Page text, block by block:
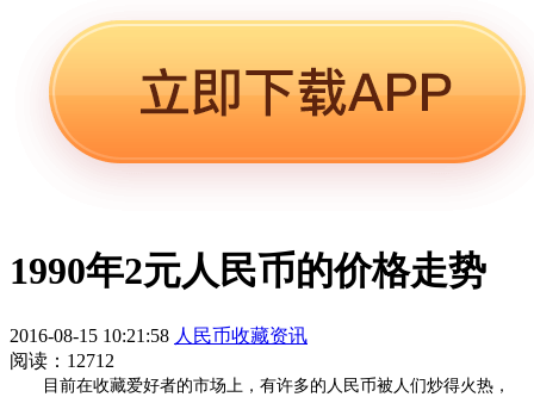
1990年2元人民币的价格走势
2016-08-15 10:21:58 人民币收藏资讯
阅读：12712
目前在收藏爱好者的市场上，有许多的人民币被人们炒得火热，